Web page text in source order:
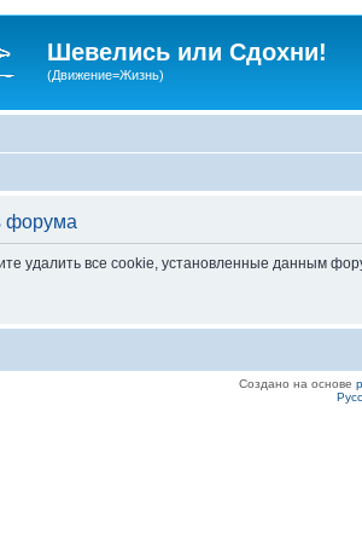
Шевелись или Сдохни!
(Движение=Жизнь)
форума
удалить все cookie, установленные данным
Создано на основе